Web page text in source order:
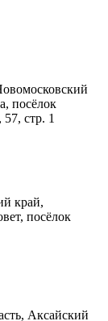
посёлок
стр. 1
край,
посёлок
Аксайский